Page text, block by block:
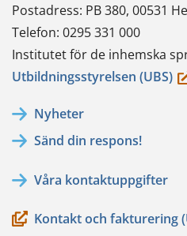
Postadress: PB 380, 00531
Telefon: 0295 331 000
Institutet för de inhemska
Utbildningsstyrelsen (UBS)
Nyheter
Sänd din respons!
Våra kontaktuppgifter
Kontakt och fakturering